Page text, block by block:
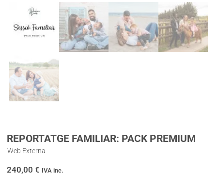
REPORTATGE FAMILIAR: PACK PREMIUM
Web Externa
240,00 € IVA inc.